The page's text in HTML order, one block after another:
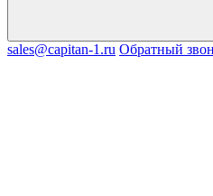
sales@capitan-1.ru Обратный